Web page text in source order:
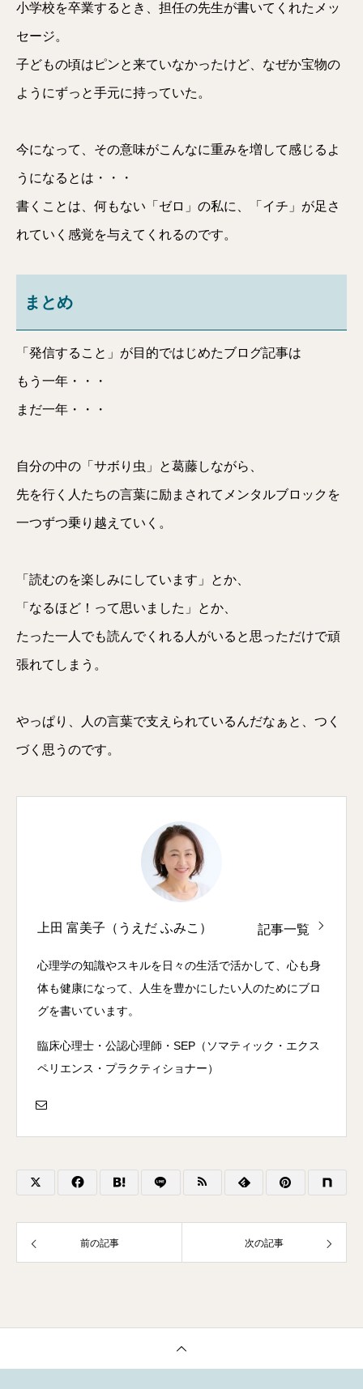
小学校を卒業するとき、担任の先生が書いてくれたメッ
セージ。
子どもの頃はピンと来ていなかったけど、なぜか宝物の
ようにずっと手元に持っていた。
今になって、その意味がこんなに重みを増して感じるよ
うになるとは・・・
書くことは、何もない「ゼロ」の私に、「イチ」が足さ
れていく感覚を与えてくれるのです。
まとめ
「発信すること」が目的ではじめたブログ記事は
もう一年・・・
まだ一年・・・
自分の中の「サボり虫」と葛藤しながら、
先を行く人たちの言葉に励まされてメンタルブロックを
一つずつ乗り越えていく。
「読むのを楽しみにしています」とか、
「なるほど！って思いました」とか、
たった一人でも読んでくれる人がいると思っただけで頑
張れてしまう。
やっぱり、人の言葉で支えられているんだなぁと、つく
づく思うのです。
上田 富美子（うえだ ふみこ） 記事一覧
心理学の知識やスキルを日々の生活で活かして、心も身
体も健康になって、人生を豊かにしたい人のためにブロ
グを書いています。
臨床心理士・公認心理師・SEP（ソマティック・エクス
ペリエンス・プラクティショナー）
前の記事 次の記事